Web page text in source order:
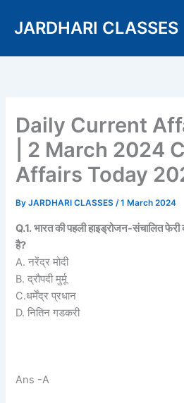
JARDHARI CLASSES
Daily Current
| 2 March 2024
Affairs Today
ByJARDHARI CLASSES/1 March 2024
Q.1. भारत की पहली हाइड्रोजन-संचालित फेरी
है?
A. नरेंद्र मोदी
B. द्रौपदी मुर्मू
C.धर्मेंद्र प्रधान
D. नितिन गडकरी
Ans -A